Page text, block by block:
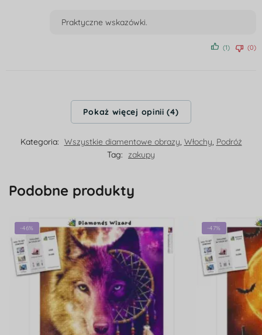
Praktyczne wskazówki.
(1) (0)
Pokaż więcej opinii (4)
Kategoria: Wszystkie diamentowe obrazy, Włochy, Podróż
Tag: zakupy
Podobne produkty
-46% -47%